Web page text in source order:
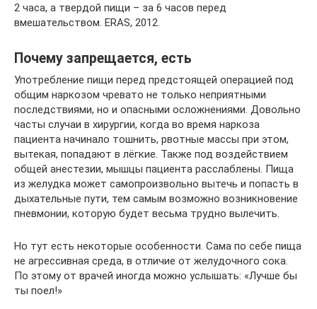
2 часа, а твердой пищи – за 6 часов перед
вмешательством. ERAS, 2012.
Почему запрещается, есть
Употребление пищи перед предстоящей операцией под
общим наркозом чревато не только неприятными
последствиями, но и опасными осложнениями. Довольно
часты случаи в хирургии, когда во время наркоза
пациента начинало тошнить, рвотные массы при этом,
вытекая, попадают в лёгкие. Также под воздействием
общей анестезии, мышцы пациента расслаблены. Пища
из желудка может самопроизвольно вытечь и попасть в
дыхательные пути, тем самым возможно возникновение
пневмонии, которую будет весьма трудно вылечить.
Но тут есть некоторые особенности. Сама по себе пища
не агрессивная среда, в отличие от желудочного сока.
По этому от врачей иногда можно услышать: «Лучше бы
ты поел!»